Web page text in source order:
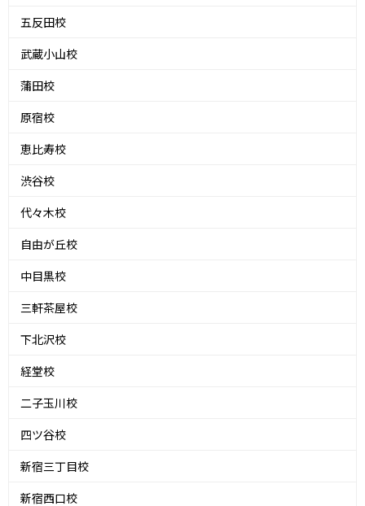
五反田校
武蔵小山校
蒲田校
原宿校
恵比寿校
渋谷校
代々木校
自由が丘校
中目黒校
三軒茶屋校
下北沢校
経堂校
二子玉川校
四ツ谷校
新宿三丁目校
新宿西口校